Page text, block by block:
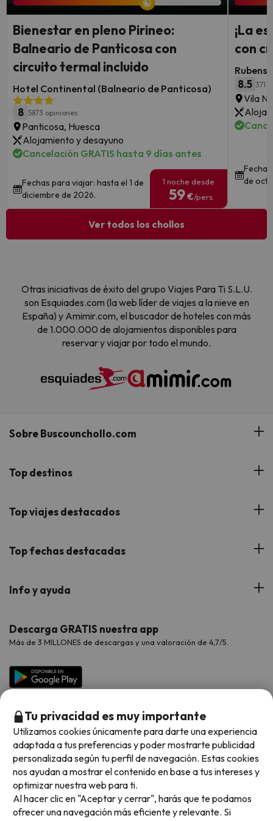
Bienestar en pleno Pirineo:
Balneario de Panticosa con
circuito termal incluido
Hotel Continental (Balneario de Panticosa)
8 5873 opiniones
Panticosa, Huesca
Alojamiento y desayuno
Cancelación GRATIS hasta 9 días antes
Fechas para viajar: hasta el 1 de
diciembre de 2026.
1 noche desde
59€/pers.
¡La
con
Rubens
8.5 371
Vila
de
Ver todos los chollos
Otras iniciativas de éxito del grupo Viajes Para Ti S.L.U.
son Esquiades.com (la web líder de viajes a la nieve en
España) y Amimir.com, el buscador de hoteles con más
de 1.000.000 de alojamientos disponibles para
reservar y viajar por todo el mundo.
Sobre Buscounchollo.com
¿Quiénes somos?
Buscounchollo en los medios
Proveedores
Viajes para grupos
Top destinos
Hoteles Andalucía
Hoteles Cataluña
Hoteles Galicia
Hoteles Salou
Top viajes destacados
Viajes con Niños
Viajes de Novios
Chollos con Todo Incluido
Chollos en la playa
Hoteles con toboganes
Selección de la Newsletter
Los favoritos de nuestros clientes
Top fechas destacadas
Verano
Vacaciones en Agosto
Vacaciones en Octubre
Vacaciones en Noviembre
Info y ayuda
Contáctanos
Preguntas frecuentes
Descarga GRATIS nuestra app
Más de 3 MILLONES de descargas y una valoración de 4,7/5.
Métodos de pago disponibles
Tu privacidad es muy importante
Utilizamos cookies únicamente para darte una experiencia
adaptada a tus preferencias y poder mostrarte publicidad
personalizada según tu perfil de navegación. Estas cookies
nos ayudan a mostrar el contenido en base a tus intereses y
optimizar nuestra web para ti.
Al hacer clic en "Aceptar y cerrar", harás que te podamos
ofrecer una navegación más eficiente y relevante. Si